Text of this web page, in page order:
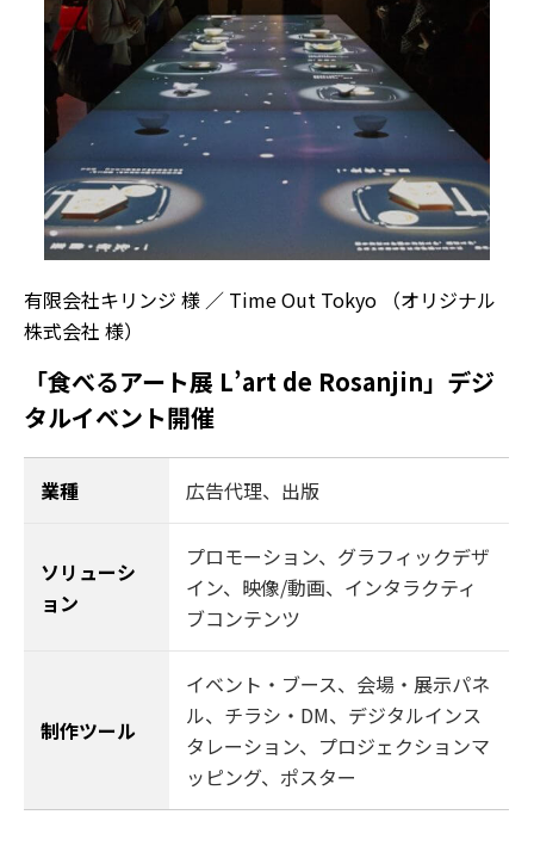
有限会社キリンジ 様 ／ Time Out Tokyo （オリジナル
株式会社 様）
「食べるアート展 L’art de Rosanjin」デジ
タルイベント開催
業種 広告代理、出版
ソリューシ
ョン
プロモーション、 グラフィックデザ
イン、 映像/動画、 インタラクティ
ブコンテンツ
制作ツール
イベント・ブース、会場・展示パネ
ル、チラシ・DM、デジタルインス
タレーション、プロジェクションマ
ッピング、ポスター